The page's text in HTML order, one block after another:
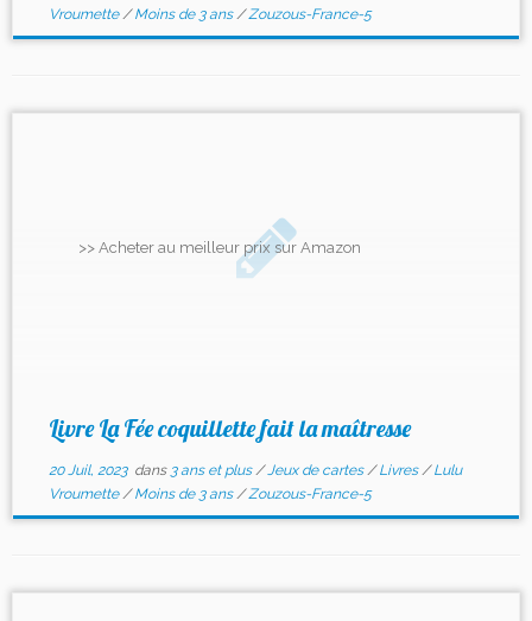
Vroumette/Moins de 3 ans/Zouzous-France-5
>> Acheter au meilleur prix sur Amazon
Livre La Fée coquillette fait la maîtresse
20 Juil, 2023dans 3 ans et plus/Jeux de cartes/Livres/Lulu
Vroumette/Moins de 3 ans/Zouzous-France-5